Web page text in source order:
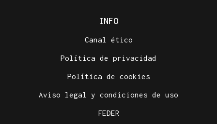
INFO
Canal ético
Política de privacidad
Política de cookies
Aviso legal y condiciones de uso
FEDER